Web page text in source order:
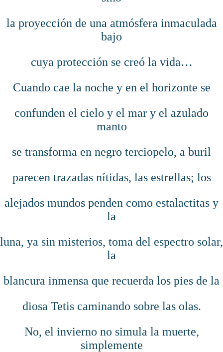
la proyección de una atmósfera inmaculada
bajo
cuya protección se creó la vida…
Cuando cae la noche y en el horizonte se
confunden el cielo y el mar y el azulado
manto
se transforma en negro terciopelo, a buril
parecen trazadas nítidas, las estrellas; los
alejados mundos penden como estalactitas y
la
luna, ya sin misterios, toma del espectro solar,
la
blancura inmensa que recuerda los pies de la
diosa Tetis caminando sobre las olas.
No, el invierno no simula la muerte,
simplemente